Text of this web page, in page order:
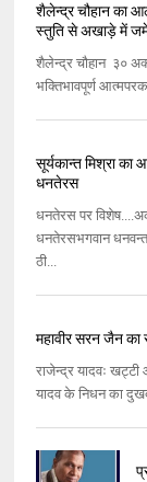
शैलेन्द्र चौहान का
स्तुति से अखाड़े में जमे
शैलेन्द्र चौहान ३०
भक्तिभावपूर्ण
सूर्यकान्त मिश्रा
धनतेरस
धनतेरस पर
धनतेरसभगवान
ठी...
महावीर सरन जैन का
राजेन्द्र यादवः
यादव के निधन का